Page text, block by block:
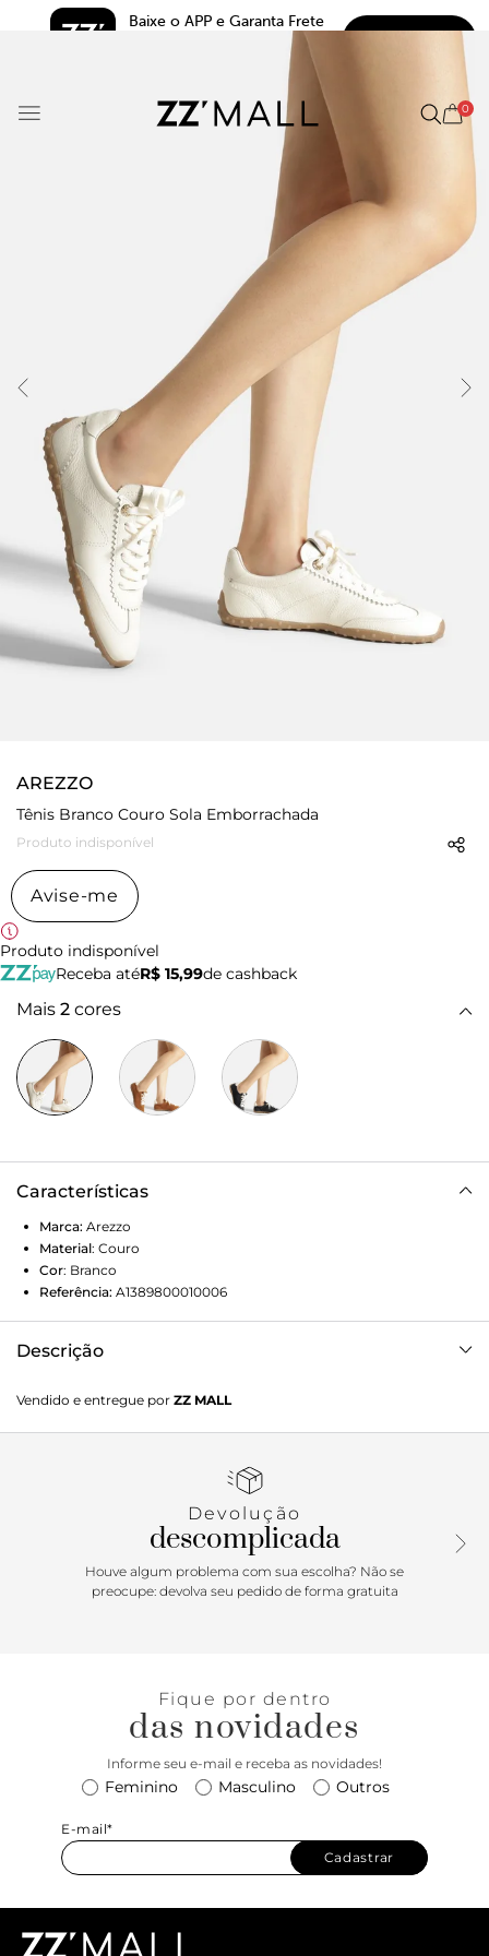
Baixe o APP e Garanta Frete
0
AREZZO
Tênis Branco Couro Sola Emborrachada
Produto indisponível
Avise-me
Produto indisponível
Receba atéR$ 15,99de cashback
Mais 2 cores
Características
Marca: Arezzo
Material: Couro
Cor: Branco
Referência: A1389800010006
Descrição
emborrachada, bege e com mini travas. Traz costuras na
lateral e aplicações. Com formato arredondado na ponta, o
Vendido e entregue por ZZ MALL
Devolução
descomplicada
Houve algum problema com sua escolha? Não se
preocupe: devolva seu pedido de forma gratuita
Fique por dentro
das novidades
Informe seu e-mail e receba as novidades!
Feminino Masculino Outros
E-mail*
Cadastrar